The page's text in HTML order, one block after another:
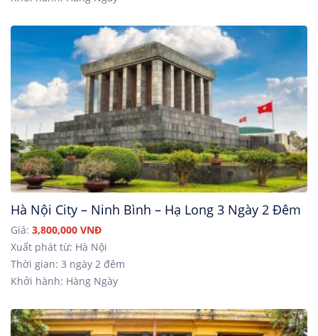
Hà Nội City – Ninh Bình – Hạ Long 3 Ngày 2 Đêm
Giá: 3,800,000 VNĐ
Xuất phát từ: Hà Nội
Thời gian: 3 ngày 2 đêm
Khởi hành: Hàng Ngày